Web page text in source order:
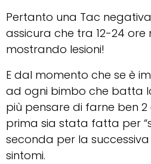
Pertanto una Tac
assicura che tra 12-24 ore
mostrando lesioni!
E dal momento che se è
ad ogni bimbo che batta
più pensare di farne ben
prima sia stata fatta per
seconda per la
sintomi.